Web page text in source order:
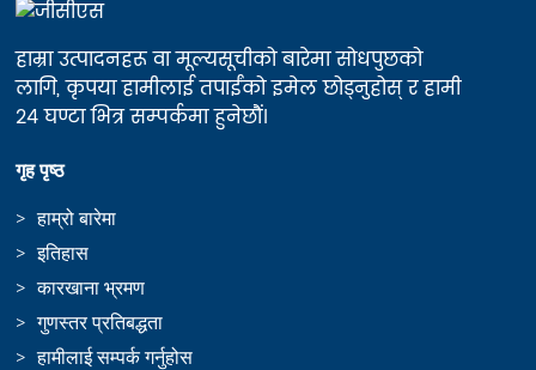
हाम्रा उत्पादनहरू वा मूल्यसूचीको बारेमा सोधपुछको
लागि, कृपया हामीलाई तपाईंको इमेल छोड्नुहोस् र हामी
२४ घण्टा भित्र सम्पर्कमा हुनेछौं।
गृह पृष्ठ
हाम्रो बारेमा
इतिहास
कारखाना भ्रमण
गुणस्तर प्रतिबद्धता
हामीलाई सम्पर्क गर्नुहोस